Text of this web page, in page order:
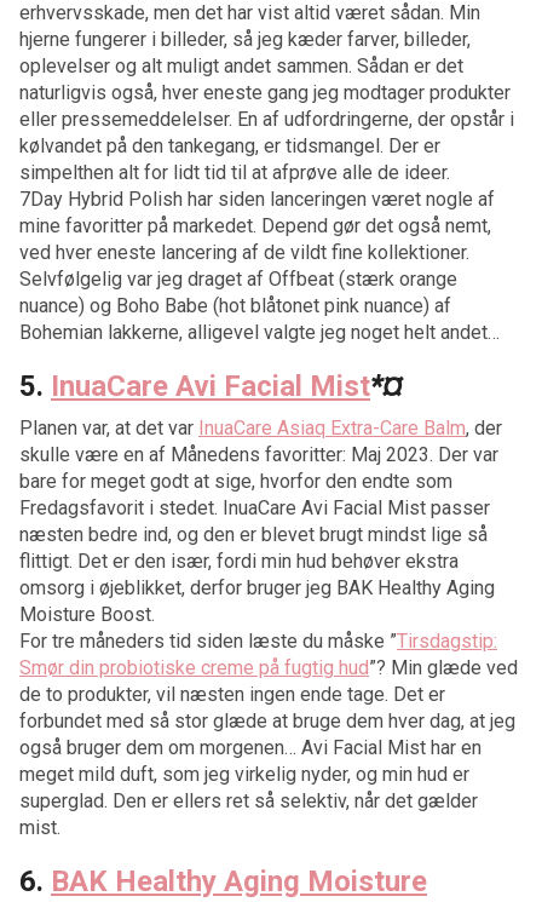
erhvervsskade, men det har vist altid været sådan. Min
hjerne fungerer i billeder, så jeg kæder farver, billeder,
oplevelser og alt muligt andet sammen. Sådan er det
naturligvis også, hver eneste gang jeg modtager produkter
eller pressemeddelelser. En af udfordringerne, der opstår i
kølvandet på den tankegang, er tidsmangel. Der er
simpelthen alt for lidt tid til at afprøve alle de ideer.
7Day Hybrid Polish har siden lanceringen været nogle af
mine favoritter på markedet. Depend gør det også nemt,
ved hver eneste lancering af de vildt fine kollektioner.
Selvfølgelig var jeg draget af Offbeat (stærk orange
nuance) og Boho Babe (hot blåtonet pink nuance) af
Bohemian lakkerne, alligevel valgte jeg noget helt andet…
5. InuaCare Avi Facial Mist*¤
Planen var, at det var InuaCare Asiaq Extra-Care Balm, der
skulle være en af Månedens favoritter: Maj 2023. Der var
bare for meget godt at sige, hvorfor den endte som
Fredagsfavorit i stedet. InuaCare Avi Facial Mist passer
næsten bedre ind, og den er blevet brugt mindst lige så
flittigt. Det er den især, fordi min hud behøver ekstra
omsorg i øjeblikket, derfor bruger jeg BAK Healthy Aging
Moisture Boost.
For tre måneders tid siden læste du måske ”Tirsdagstip:
Smør din probiotiske creme på fugtig hud”? Min glæde ved
de to produkter, vil næsten ingen ende tage. Det er
forbundet med så stor glæde at bruge dem hver dag, at jeg
også bruger dem om morgenen… Avi Facial Mist har en
meget mild duft, som jeg virkelig nyder, og min hud er
superglad. Den er ellers ret så selektiv, når det gælder
mist.
6. BAK Healthy Aging Moisture